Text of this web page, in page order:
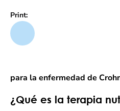
Print:
para la enfermedad de
¿Qué es la terapia